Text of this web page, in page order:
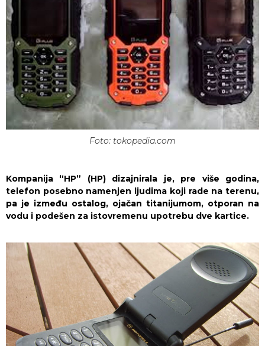
Foto: tokopedia.com
Kompanija “HP” (HP) dizajnirala je, pre više godina,
telefon posebno namenjen ljudima koji rade na terenu,
pa je između ostalog, ojačan titanijumom, otporan na
vodu i podešen za istovremenu upotrebu dve kartice.